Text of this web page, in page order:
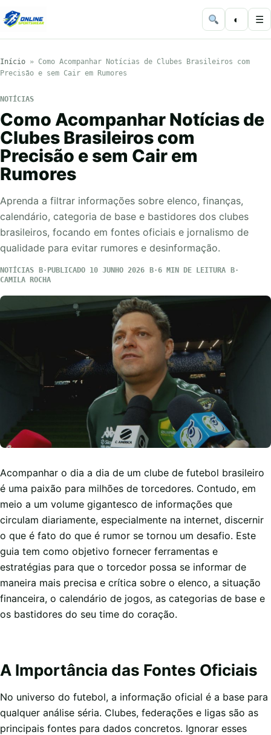
◐ ☰
Início » Como Acompanhar Notícias de Clubes Brasileiros com
Precisão e sem Cair em Rumores
NOTÍCIAS
Como Acompanhar Notícias de
Clubes Brasileiros com
Precisão e sem Cair em
Rumores
Aprenda a filtrar informações sobre elenco, finanças,
calendário, categoria de base e bastidores dos clubes
brasileiros, focando em fontes oficiais e jornalismo de
qualidade para evitar rumores e desinformação.
NOTÍCIAS PUBLICADO 10 JUNHO 2026
6 MIN DE LEITURA
CAMILA ROCHA
Acompanhar o dia a dia de um clube de futebol brasileiro
é uma paixão para milhões de torcedores. Contudo, em
meio a um volume gigantesco de informações que
circulam diariamente, especialmente na internet, discernir
o que é fato do que é rumor se tornou um desafio. Este
guia tem como objetivo fornecer ferramentas e
estratégias para que o torcedor possa se informar de
maneira mais precisa e crítica sobre o elenco, a situação
financeira, o calendário de jogos, as categorias de base e
os bastidores do seu time do coração.
A Importância das Fontes Oficiais
No universo do futebol, a informação oficial é a base para
qualquer análise séria. Clubes, federações e ligas são as
principais fontes para dados concretos. Ignorar esses